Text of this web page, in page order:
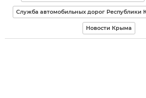
Служба автомобильных дорог Республики
Новости Крыма